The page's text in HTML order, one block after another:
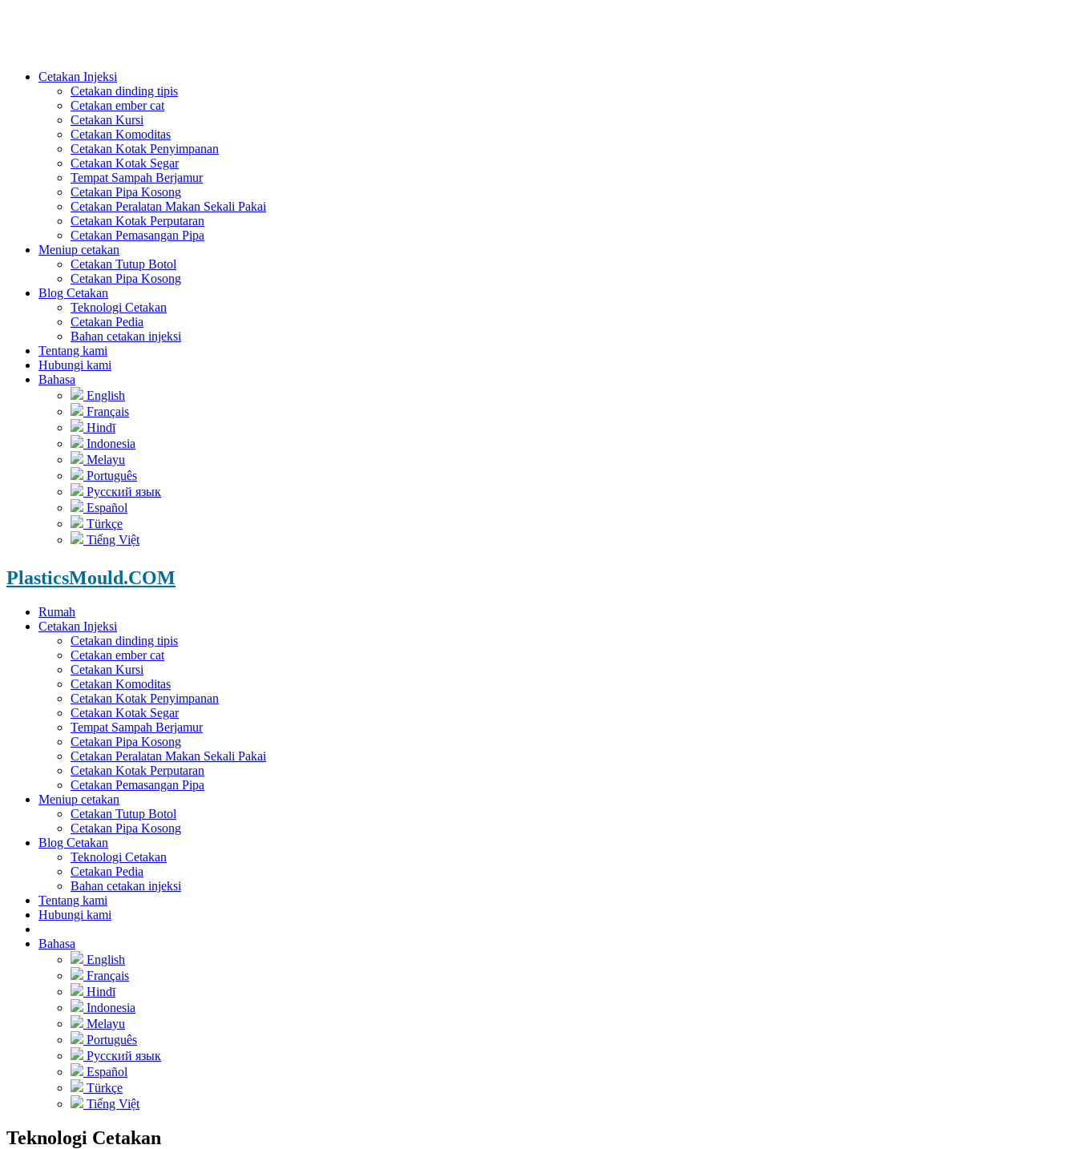
Cetakan Injeksi
Cetakan dinding tipis
Cetakan ember cat
Cetakan Kursi
Cetakan Komoditas
Cetakan Kotak Penyimpanan
Cetakan Kotak Segar
Tempat Sampah Berjamur
Cetakan Pipa Kosong
Cetakan Peralatan Makan Sekali Pakai
Cetakan Kotak Perputaran
Cetakan Pemasangan Pipa
Meniup cetakan
Cetakan Tutup Botol
Cetakan Pipa Kosong
Blog Cetakan
Teknologi Cetakan
Cetakan Pedia
Bahan cetakan injeksi
Tentang kami
Hubungi kami
Bahasa
English
Français
Hindī
Indonesia
Melayu
Português
Русский язык
Español
Türkçe
Tiếng Việt
PlasticsMould.COM
Rumah
Cetakan Injeksi
Cetakan dinding tipis
Cetakan ember cat
Cetakan Kursi
Cetakan Komoditas
Cetakan Kotak Penyimpanan
Cetakan Kotak Segar
Tempat Sampah Berjamur
Cetakan Pipa Kosong
Cetakan Peralatan Makan Sekali Pakai
Cetakan Kotak Perputaran
Cetakan Pemasangan Pipa
Meniup cetakan
Cetakan Tutup Botol
Cetakan Pipa Kosong
Blog Cetakan
Teknologi Cetakan
Cetakan Pedia
Bahan cetakan injeksi
Tentang kami
Hubungi kami
Bahasa
English
Français
Hindī
Indonesia
Melayu
Português
Русский язык
Español
Türkçe
Tiếng Việt
Teknologi Cetakan